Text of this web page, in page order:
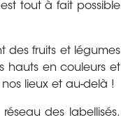
tout à fait possible
des fruits et légumes
hauts en couleurs et
lieux et au-delà !
des labellisés.